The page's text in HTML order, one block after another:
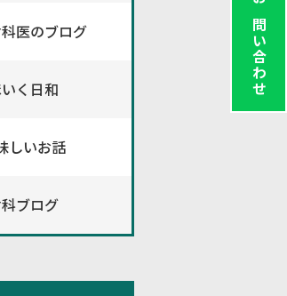
お問い合わせ
医のブログ
く日和
しいお話
ブログ